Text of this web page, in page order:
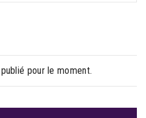
pour le moment.